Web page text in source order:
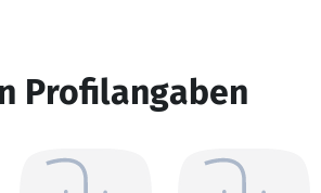
Profilangaben